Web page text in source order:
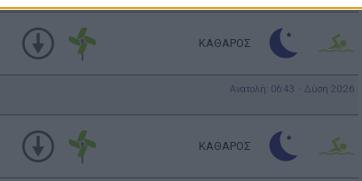
ΚΑΘΑΡΟΣ
Ανατολή: 06:43 - Δύση 20:26
ΚΑΘΑΡΟΣ